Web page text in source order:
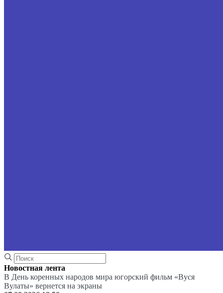
Новостная лента
В День коренных народов мира югорский фильм «Вуся
Вулаты» вернется на экраны